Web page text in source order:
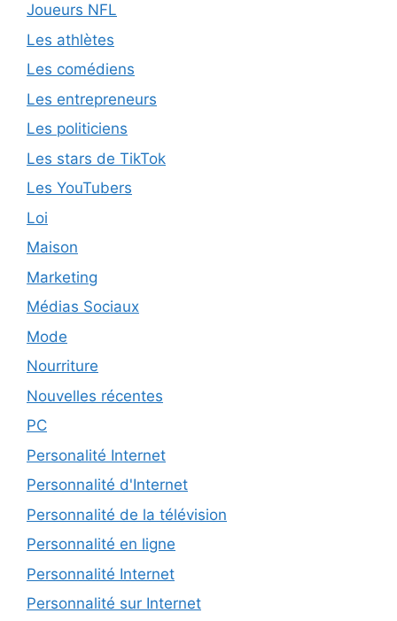
Joueurs NFL
Les athlètes
Les comédiens
Les entrepreneurs
Les politiciens
Les stars de TikTok
Les YouTubers
Loi
Maison
Marketing
Médias Sociaux
Mode
Nourriture
Nouvelles récentes
PC
Personalité Internet
Personnalité d'Internet
Personnalité de la télévision
Personnalité en ligne
Personnalité Internet
Personnalité sur Internet